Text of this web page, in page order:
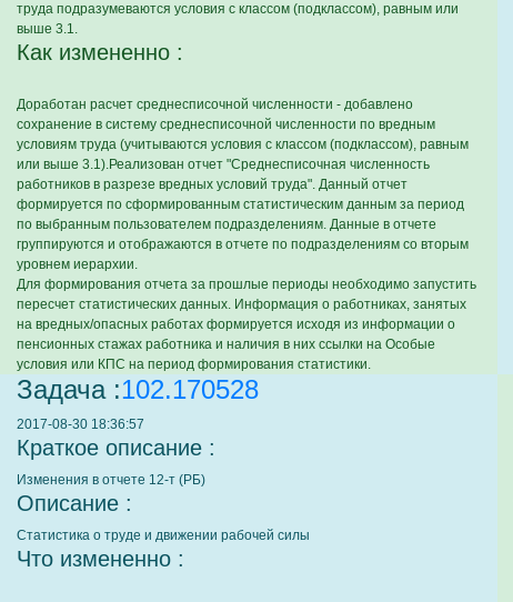
труда подразумеваются условия с классом (подклассом), равным или
выше 3.1.
Как измененно :
Доработан расчет среднесписочной численности - добавлено
сохранение в систему среднесписочной численности по вредным
условиям труда (учитываются условия с классом (подклассом), равным
или выше 3.1).Реализован отчет "Среднесписочная численность
работников в разрезе вредных условий труда". Данный отчет
формируется по сформированным статистическим данным за период
по выбранным пользователем подразделениям. Данные в отчете
группируются и отображаются в отчете по подразделениям со вторым
уровнем иерархии.
Для формирования отчета за прошлые периоды необходимо запустить
пересчет статистических данных. Информация о работниках, занятых
на вредных/опасных работах формируется исходя из информации о
пенсионных стажах работника и наличия в них ссылки на Особые
условия или КПС на период формирования статистики.
Задача :102.170528
2017-08-30 18:36:57
Краткое описание :
Изменения в отчете 12-т (РБ)
Описание :
Статистика о труде и движении рабочей силы
Что измененно :